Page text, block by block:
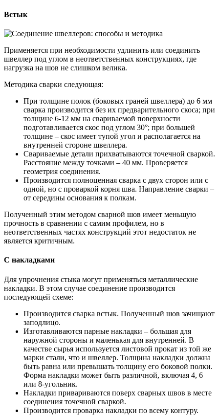
Встык
Применяется при необходимости удлинить или соединить
швеллер под углом в неответственных конструкциях, где
нагрузка на шов не слишком велика.
Методика сварки следующая:
При толщине полок (боковых граней швеллера) до 6 мм
сварка производится без их предварительного скоса; при
толщине 6-12 мм на свариваемой поверхности
подготавливается скос под углом 30°; при большей
толщине – скос имеет тупой угол и располагается на
внутренней стороне швеллера.
Свариваемые детали прихватываются точечной сваркой.
Расстояние между точками – 40 мм. Проверяется
геометрия соединения.
Производится полноценная сварка с двух сторон или с
одной, но с проваркой корня шва. Направление сварки –
от середины основания к полкам.
Полученный этим методом сварной шов имеет меньшую
прочность в сравнении с самим профилем, но в
неответственных частях конструкций этот недостаток не
является критичным.
С накладками
Для упрочнения стыка могут применяться металлические
накладки. В этом случае соединение производится
последующей схеме:
Производится сварка встык. Полученный шов зачищают
заподлицо.
Изготавливаются парные накладки – большая для
наружной стороны и маленькая для внутренней. В
качестве сырья используется листовой прокат из той же
марки стали, что и швеллер. Толщина накладки должна
быть равна или превышать толщину его боковой полки.
Форма накладки может быть различной, включая 4, 6
или 8-угольник.
Накладки привариваются поверх сварных швов в месте
соединения точечной сваркой.
Производится проварка накладки по всему контуру.